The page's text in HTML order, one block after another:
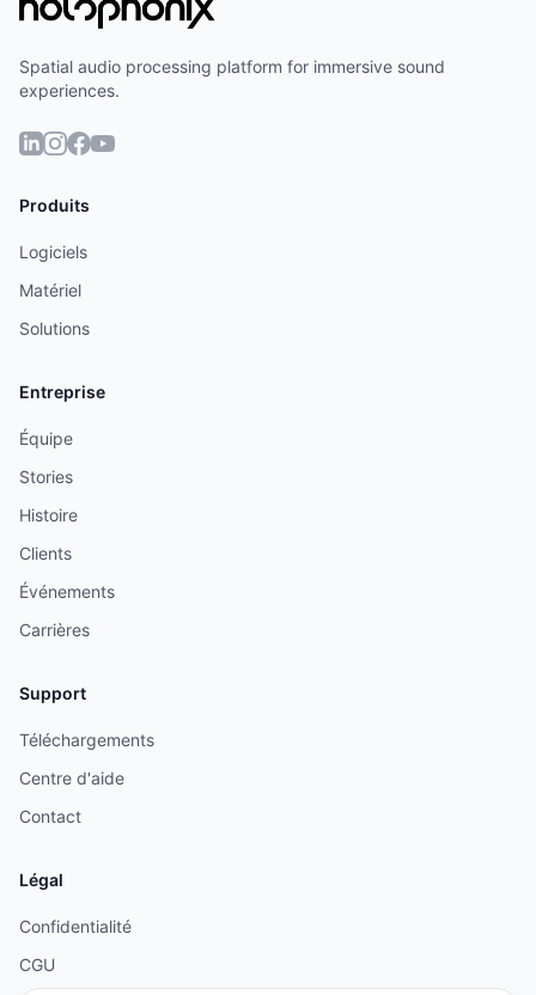
Spatial audio processing platform for immersive sound
experiences.
Produits
Logiciels
Matériel
Solutions
Entreprise
Équipe
Stories
Histoire
Clients
Événements
Carrières
Support
Téléchargements
Centre d'aide
Contact
Légal
Confidentialité
CGU